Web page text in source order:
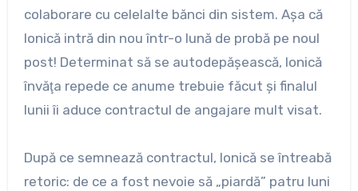
colaborare cu celelalte bănci din sistem. Aşa că
Ionică intră din nou într-o lună de probă pe noul
post! Determinat să se autodepăşească, Ionică
învăţa repede ce anume trebuie făcut şi finalul
lunii îi aduce contractul de angajare mult visat.
După ce semnează contractul, Ionică se întreabă
retoric: de ce a fost nevoie să „piardă” patru luni